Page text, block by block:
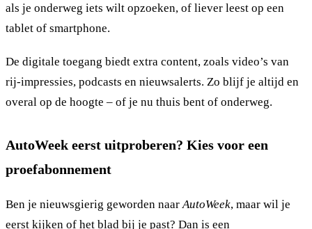
als je onderweg iets wilt opzoeken, of liever leest op een
tablet of smartphone.
De digitale toegang biedt extra content, zoals video’s van
rij-impressies, podcasts en nieuwsalerts. Zo blijf je altijd en
overal op de hoogte – of je nu thuis bent of onderweg.
AutoWeek eerst uitproberen? Kies voor een
proefabonnement
Ben je nieuwsgierig geworden naarAutoWeek, maar wil je
eerst kijken of het blad bij je past? Dan is een